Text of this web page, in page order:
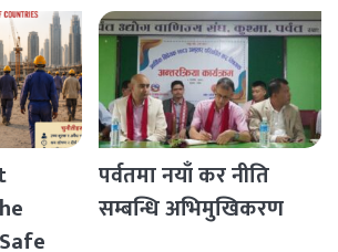
पर्वतमा नयाँ कर नीति
सम्बन्धि अभिमुखिकरण